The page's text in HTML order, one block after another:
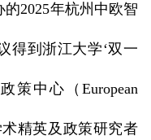
2025年杭州中欧智
得到浙江大学‘双一
策中心（European
精英及政策研究者